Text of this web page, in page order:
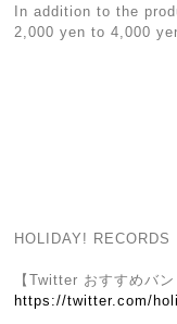
In addition to the
2,000 yen to 4,000
HOLIDAY! RECORDS
【Twitter おすすめバン
https://twitter.com/